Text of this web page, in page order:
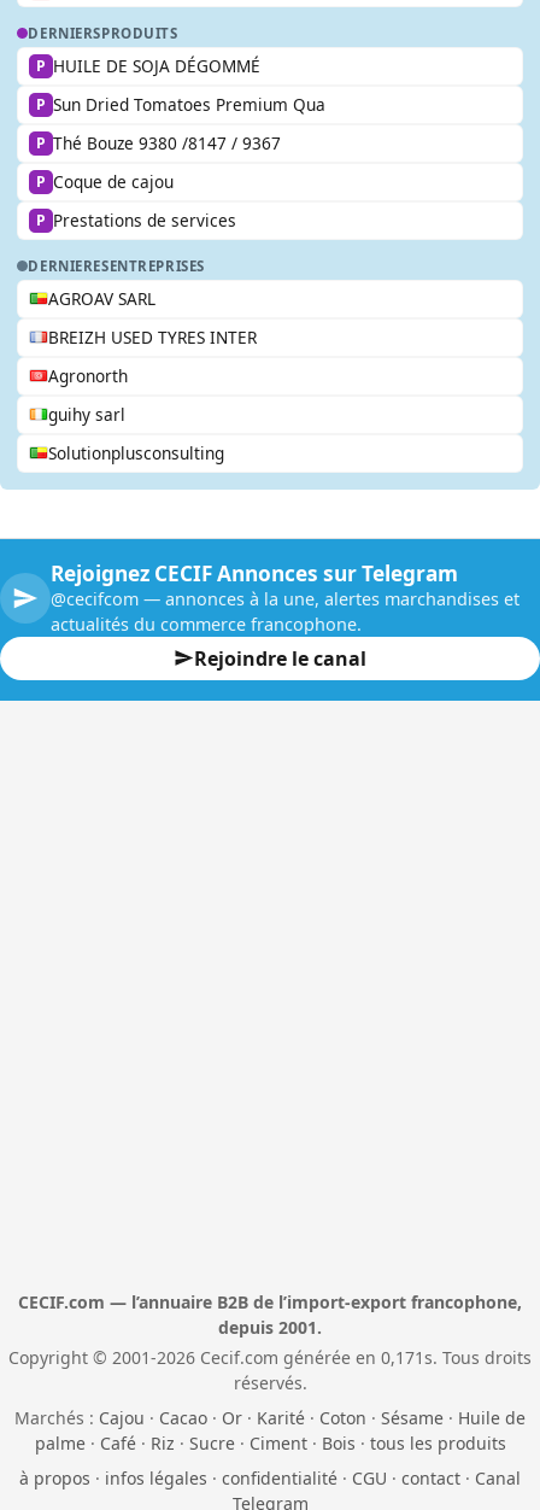
DERNIERSPRODUITS
P HUILE DE SOJA DÉGOMMÉ
P Sun Dried Tomatoes Premium Qua
P Thé Bouze 9380 /8147 / 9367
P Coque de cajou
P Prestations de services
DERNIERESENTREPRISES
AGROAV SARL
BREIZH USED TYRES INTER
Agronorth
guihy sarl
Solutionplusconsulting
Rejoignez CECIF Annonces sur Telegram
@cecifcom — annonces à la une, alertes marchandises et
actualités du commerce francophone.
Rejoindre le canal
CECIF.com — l’annuaire B2B de l’import-export francophone,
depuis 2001.
Copyright © 2001-2026 Cecif.com générée en 0,171s. Tous droits
réservés.
Marchés : Cajou · Cacao · Or · Karité · Coton · Sésame · Huile de
palme· Café· Riz · Sucre· Ciment· Bois · tous les produits
à propos · infos légales · confidentialité · CGU · contact · Canal
Telegram